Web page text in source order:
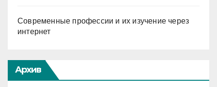
Современные профессии и их изучение через
интернет
Архив